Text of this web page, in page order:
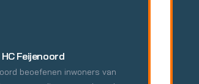
HC Feijenoord
beoefenen inwoners van